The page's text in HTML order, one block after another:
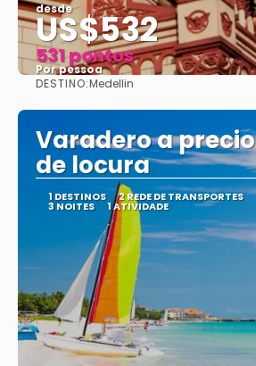
desde
US$532
531 pontos
Por pessoa
DESTINO:Medellin
Varadero a precio
de locura
1 DESTINOS 2 REDE DE TRANSPORTES
3 NOITES 1 ATIVIDADE